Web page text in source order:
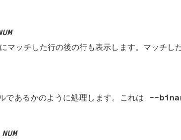
ッチした行の後の行も表示します。マッチし
であるかのように処理します。これは --
NUM